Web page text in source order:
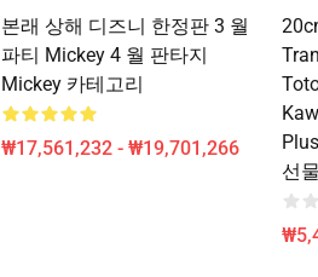
본래 상해 디즈니 한정판 3 월
파티 Mickey 4 월 판타지
Mickey 카테고리
₩17,561,232 - ₩19,701,266
선물